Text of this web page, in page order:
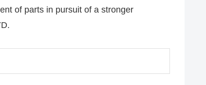
of parts in pursuit of a stronger